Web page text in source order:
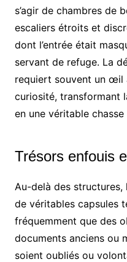
s’agir de chambres de
escaliers étroits et
dont l’entrée était
servant de refuge. La
requiert souvent un œil
curiosité, transformant
en une véritable chasse
Trésors enfouis
Au-delà des structures,
de véritables capsules
fréquemment que des
documents anciens ou
soient oubliés ou